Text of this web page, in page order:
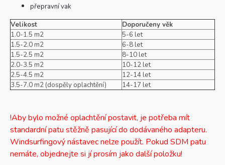
přepravní vak
Velikost
Doporučeny věk
1.0-1.5 m2
5-6 let
1.5-2.0 m2
6-8 let
1.5-2.5 m2
8-10 let
2.0-3.5 m2
10-12 let
2.5-4.5 m2
12-14 let
3.5-7.0 m2 (dospěly oplachtění)
14-17 let
!Aby bylo možné oplachtění postavit, je potřeba mít
standardní patu stěžně pasující do dodávaného adapteru.
Windsurfingový nástavec nelze použít. Pokud SDM patu
nemáte, objednejte si jí prosím jako další položku!